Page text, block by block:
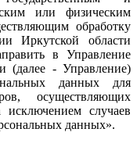
или физическим
обработку
Иркутской области
в Управление
(далее - Управление)
данных для
осуществляющих
исключением случаев
данных».